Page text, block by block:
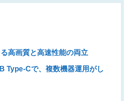
高画質と高速性能の両立
Type-Cで、複数機器運用がし